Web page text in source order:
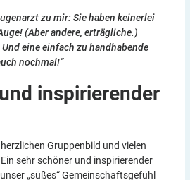
zu mir: Sie haben keinerlei
(Aber andere, erträgliche.)
eine einfach zu handhabende
nochmal!“
inspirierender
Gruppenbild und vielen
sehr schöner und inspirierender
„süßes“ Gemeinschaftsgefühl